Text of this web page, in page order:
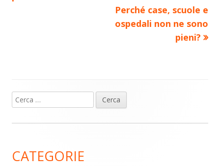
articoli
Perché case, scuole e
ospedali non ne sono
pieni?
Barra
laterale
Ricerca
per:
CATEGORIE